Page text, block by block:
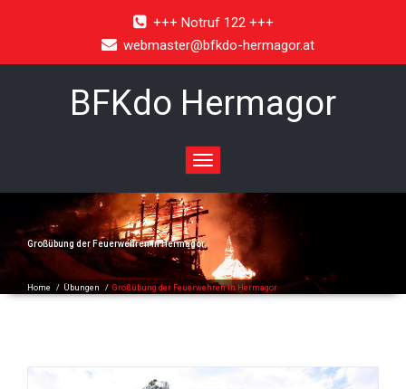
+++ Notruf 122 +++
webmaster@bfkdo-hermagor.at
BFKdo Hermagor
Toggle
navigation
Großübung der Feuerwehren in Hermagor
Home / Übungen / Großübung der Feuerwehren in Hermagor